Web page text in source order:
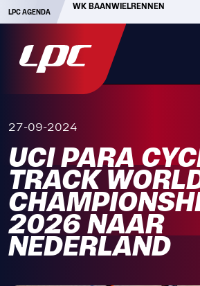
LPC AGENDA
WK BAANWIELRENNEN
27-09-2024
UCI PARA
TRACK
2026 NAAR
NEDERLAND